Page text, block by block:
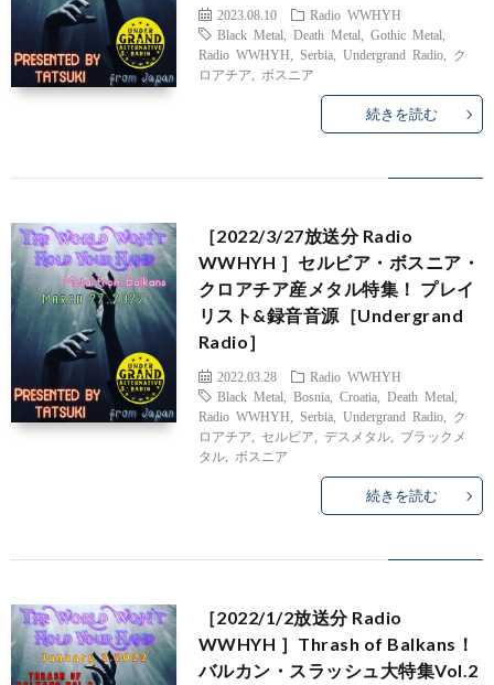
2023.08.10
Radio WWHYH
Black Metal
Death Metal Gothic Metal
Radio WWHYH
Serbia, Undergrand Radio, ク
ロアチア
ボスニア
続きを読む
［2022/3/27放送分 Radio
WWHYH ］セルビア・ボスニア・
クロアチア産メタル特集！ プレイ
リスト&録音音源［Undergrand
Radio］
2022.03.28
Radio WWHYH
Black Metal
Bosnia, Croatia, Death Metal
Radio WWHYH
Serbia, Undergrand Radio, ク
ロアチア
セルビア デスメタル, ブラックメ
タル, ボスニア
続きを読む
［2022/1/2放送分 Radio
WWHYH ］Thrash of Balkans！
バルカン・スラッシュ大特集Vol.2